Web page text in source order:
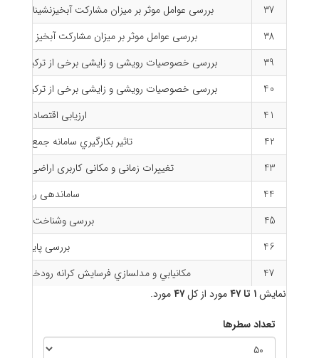
37
بررسی عوامل موثر بر میزان مشارکت آبخیز‌نشینان
38
بررسی عوامل موثر بر میزان مشارکت آبخیز
39
بررسی خصوصیات رویشی و زایشی برخی از ترکیب های
40
بررسی خصوصیات رویشی و زایشی برخی از ترکیب های
41
ارزیابی اقتصادی سد
42
تاثير بکارگيري سامانه
43
تغییرات زمانی و مکانی کاربری اراضی
44
ساماندهی
45
بررسی وشناخت
46
بررسی
47
مکانيابي و مدلسازي فرسايش کرانه
نمایش۱ تا ۴۷ مورد از کل۴۷مورد.
تعداد سطرها